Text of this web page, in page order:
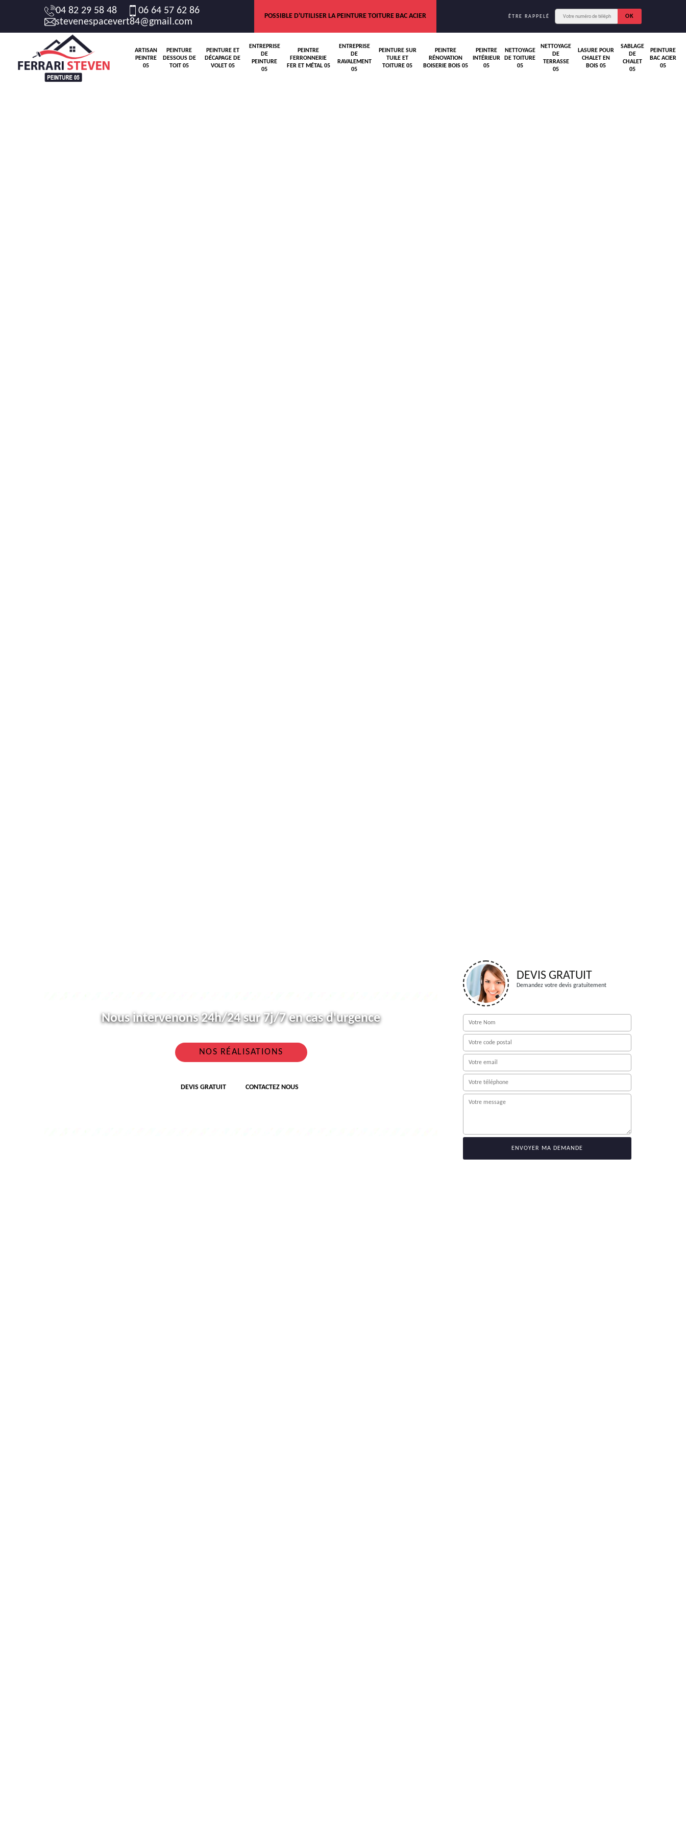
04 82 29 58 48
06 64 57 62 86
stevenespacevert84@gmail.com
POSSIBLE D'UTILISER LA PEINTURE TOITURE BAC ACIER ÊTRE RAPPELÉ
ARTISAN
PEINTRE
05
PEINTURE
DESSOUS DE
TOIT 05
PEINTURE ET
DÉCAPAGE DE
VOLET 05
ENTREPRISE
DE
PEINTURE
05
PEINTRE
FERRONNERIE
FER ET MÉTAL 05
ENTREPRISE
DE
RAVALEMENT
05
PEINTURE SUR
TUILE ET
TOITURE 05
PEINTRE
RÉNOVATION
BOISERIE BOIS 05
PEINTRE
INTÉRIEUR
05
NETTOYAGE
DE TOITURE
05
NETTOYAGE
DE
TERRASSE
05
LASURE POUR
CHALET EN
BOIS 05
SABLAGE
DE
CHALET
05
PEINTURE
BAC ACIER
05
Nous intervenons 24h/24 sur 7j/7 en cas d'urgence
NOS RÉALISATIONS
DEVIS GRATUIT CONTACTEZ NOUS
DEVIS GRATUIT
Demandez votre devis gratuitement